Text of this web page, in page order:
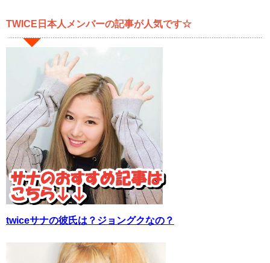
TWICE日本人メンバーの記事が人気です☆
twiceサナの彼氏は？ジョングクなの？